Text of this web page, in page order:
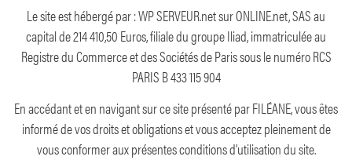
Le site est hébergé par : WP SERVEUR.net sur ONLINE.net, SAS au
capital de 214 410,50 Euros, filiale du groupe Iliad, immatriculée au
Registre du Commerce et des Sociétés de Paris sous le numéro RCS
PARIS B 433 115 904
En accédant et en navigant sur ce site présenté par FILÉANE, vous êtes
informé de vos droits et obligations et vous acceptez pleinement de
vous conformer aux présentes conditions d’utilisation du site.